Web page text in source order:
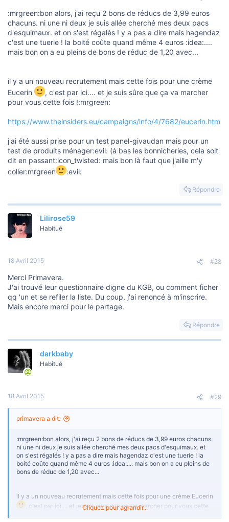
:mrgreen:bon alors, j'ai reçu 2 bons de réducs de 3,99 euros
chacuns. ni une ni deux je suis allée cherché mes deux pacs
d'esquimaux. et on s'est régalés ! y a pas a dire mais hagendaz
c'est une tuerie ! la boité coûte quand même 4 euros :idea:....
mais bon on a eu pleins de bons de réduc de 1,20 avec...
il y a un nouveau recrutement mais cette fois pour une crème
Eucerin
, c'est par ici.... et je suis sûre que ça va marcher
pour vous cette fois !:mrgreen:
https://www.theinsiders.eu/campaigns/info/4/7682/eucerin.htm
j'ai été aussi prise pour un test panel-givaudan mais pour un
test de produits ménager:evil: (à bas les bonnicheries, cela soit
dit en passant:icon_twisted: mais bon là faut que j'aille m'y
coller:mrgreen
:evil:
Répondre
Lilirose59
Habitué
18 Avril 2015 #28
Merci Primavera.
J'ai trouvé leur questionnaire digne du KGB, ou comment ficher
qq 'un et se refiler la liste. Du coup, j'ai renoncé à m'inscrire.
Mais encore merci pour le partage.
Répondre
darkbaby
Habitué
18 Avril 2015 #29
primavera a dit:
:mrgreen:bon alors, j'ai reçu 2 bons de réducs de 3,99 euros chacuns.
ni une ni deux je suis allée cherché mes deux pacs d'esquimaux. et
on s'est régalés ! y a pas a dire mais hagendaz c'est une tuerie ! la
boité coûte quand même 4 euros :idea:.... mais bon on a eu pleins de
bons de réduc de 1,20 avec...
il y a un nouveau recrutement mais cette fois pour une crème Eucerin
, c'est par ici.... et je suis sûre que ça va marcher pour vous cette
Cliquez pour agrandir...